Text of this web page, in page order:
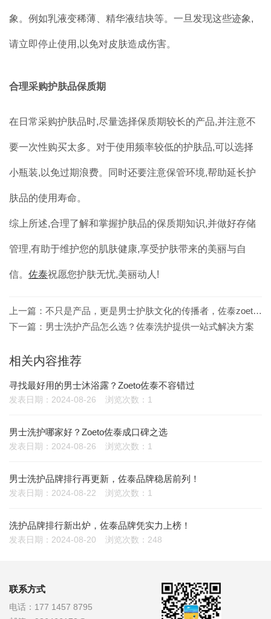
象。例如乳液变稀薄、精华液结块等。一旦发现这些迹象,
请立即停止使用,以免对皮肤造成伤害。
合理采购护肤品保质期
在日常采购护肤品时,尽量选择保质期较长的产品,并注意不
要一次性购买太多。对于使用频率较低的护肤品,可以选择
小瓶装,以免过期浪费。同时还要注意保管环境,帮助延长护
肤品的使用寿命。
综上所述,合理了解和掌握护肤品的保质期知识,并做好存储
管理,有助于维护您的肌肤健康,享受护肤带来的美丽与自
信。 佐泰祝愿您护肤无忧,美丽动人!
上一篇： 不只是产品，更是男士护肤文化的传播者，佐泰zoeto品牌加盟共享这份影响力！
下一篇： 男士洗护产品怎么选？佐泰洗护提供一站式解决方案
相关内容推荐
寻找最好用的男士沐浴露？Zoeto佐泰不容错过
发表日期：2024-08-26 浏览次数：1
男士洗护哪家好？Zoeto佐泰成口碑之选
发表日期：2024-08-26 浏览次数：1
男士洗护品牌排行再更新，佐泰品牌稳居前列！
发表日期：2024-08-22 浏览次数：1
洗护品牌排行新出炉，佐泰品牌凭实力上榜！
发表日期：2024-08-20 浏览次数：248
联系方式
电话： 177 1457 8795